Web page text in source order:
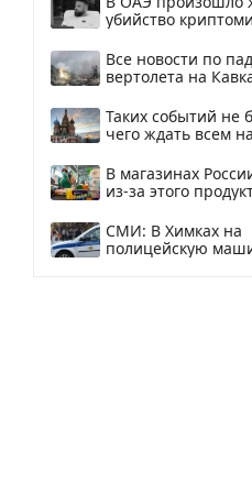
убийство
Все новости по
вертолета на
Таких событий не
чего ждать всем
В магазинах
из-за этого
СМИ: В Химках на
полицейскую